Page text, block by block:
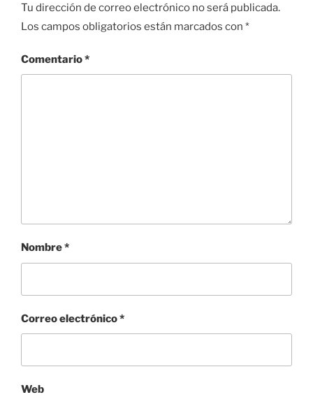
Tu dirección de correo electrónico no será publicada.
Los campos obligatorios están marcados con *
Comentario*
Nombre*
Correo electrónico*
Web